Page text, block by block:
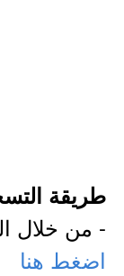
طريقة
- من خلال
اضغط هنا